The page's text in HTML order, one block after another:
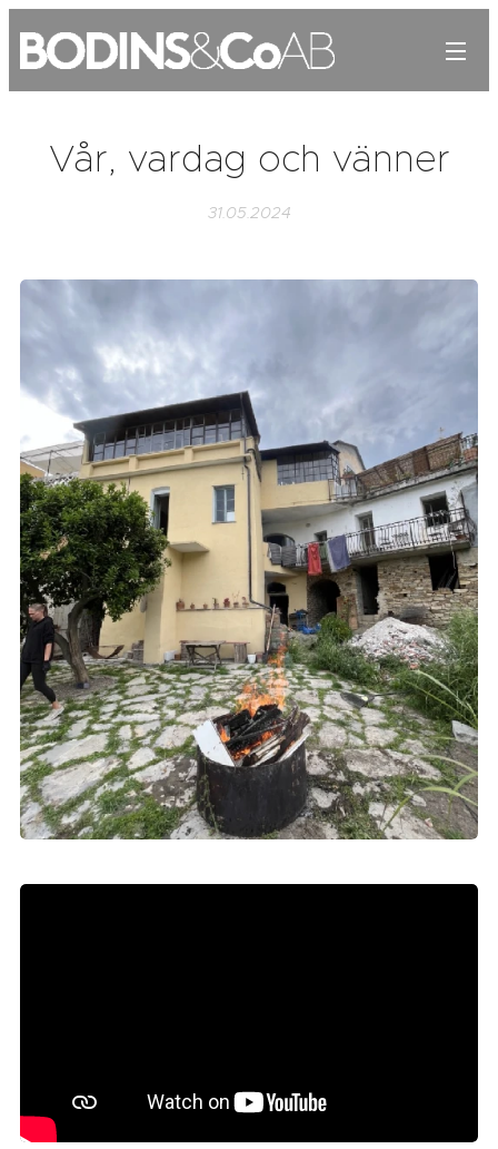
Vår, vardag och vänner
31.05.2024